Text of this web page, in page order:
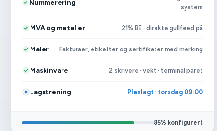
Nummerering
system
MVA og metaller 21% BE · direkte gullfeed på
Maler Fakturaer, etiketter og sertifikater med merking
Maskinvare 2 skrivere · vekt · terminal paret
Lagstrening Planlagt · torsdag 09:00
85% konfigurert